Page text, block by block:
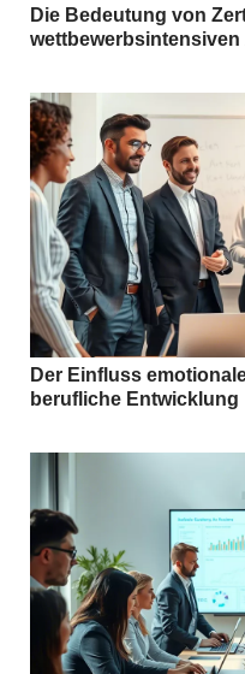
Die Bedeutung von
Der Einfluss
berufliche Entwicklung